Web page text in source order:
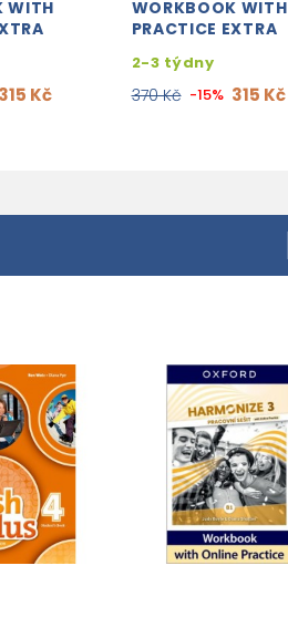
WITH
315 Kč
WORKBOOK WITH
PRACTICE EXTRA
2-3 týdny
370 Kč -15% 315 Kč